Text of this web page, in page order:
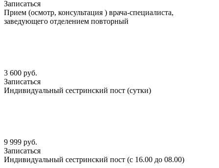
Записаться
Прием (осмотр, консультация ) врача-специалиста,
заведующего отделением повторный
3 600 руб.
Записаться
Индивидуальный сестринский пост (сутки)
9 999 руб.
Записаться
Индивидуальный сестринский пост (с 16.00 до 08.00)